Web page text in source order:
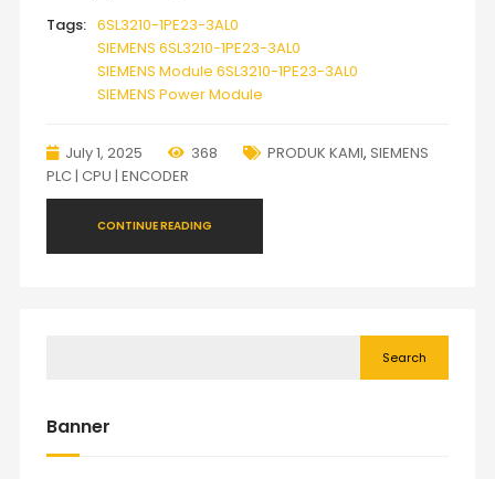
Tags: 6SL3210-1PE23-3AL0
SIEMENS 6SL3210-1PE23-3AL0
SIEMENS Module 6SL3210-1PE23-3AL0
SIEMENS Power Module
July 1, 2025 368 PRODUK KAMI, SIEMENS
PLC | CPU | ENCODER
CONTINUE READING
Search
Banner